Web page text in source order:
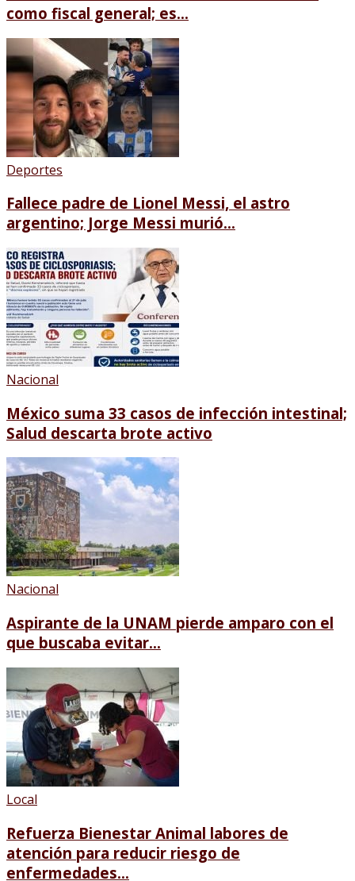
como fiscal general; es...
Deportes
Fallece padre de Lionel Messi, el astro
argentino; Jorge Messi murió...
Nacional
México suma 33 casos de infección intestinal;
Salud descarta brote activo
Nacional
Aspirante de la UNAM pierde amparo con el
que buscaba evitar...
Local
Refuerza Bienestar Animal labores de
atención para reducir riesgo de
enfermedades...